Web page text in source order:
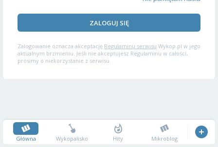
ZALOGUJ SIĘ
Zalogowanie oznacza akceptację Regulaminu serwisu Wykop.pl w jego
aktualnym brzmieniu. Jeśli nie akceptujesz Regulaminu w całości,
prosimy o niekorzystanie z serwisu.
Główna Wykopalisko Hity Mikroblog